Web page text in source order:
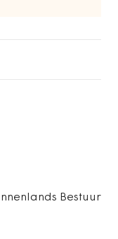
Bestuur